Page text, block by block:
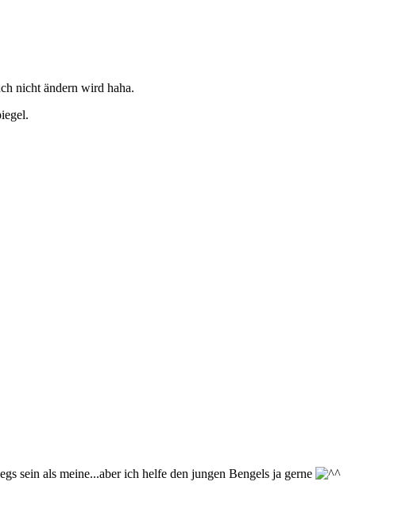
nicht ändern wird haha.
sein als meine...aber ich helfe den jungen Bengels ja gerne